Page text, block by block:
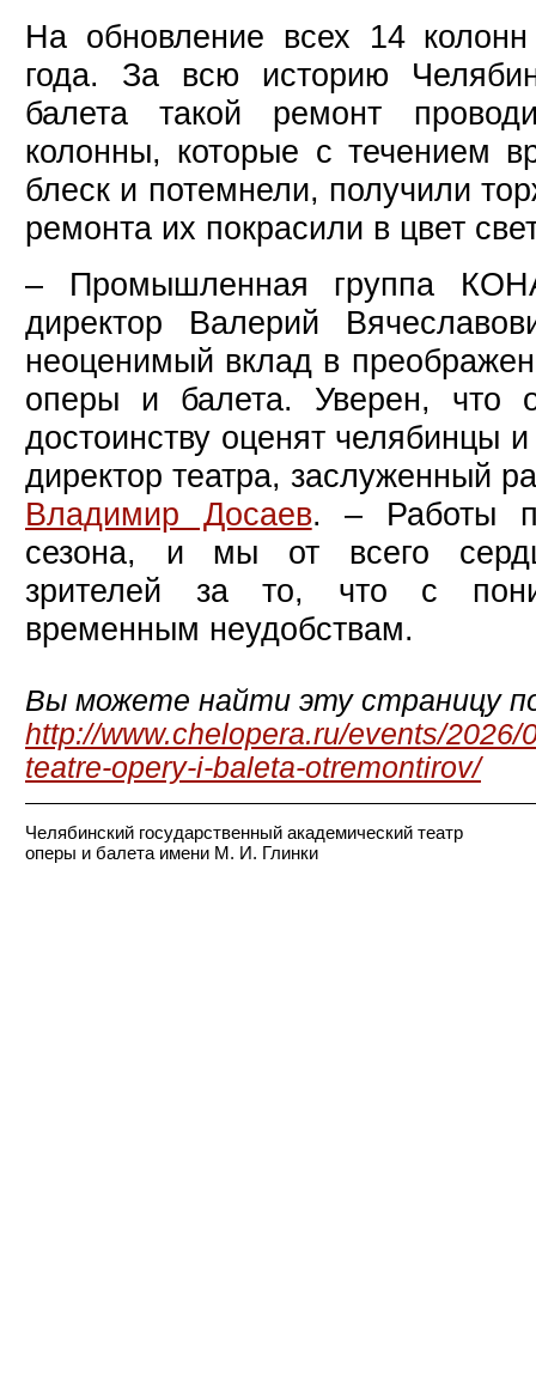
На обновление всех 14 колонн
года. За всю историю
балета такой ремонт
колонны, которые с течением
блеск и потемнели, получили
ремонта их покрасили в цвет
– Промышленная группа
директор Валерий
неоценимый вклад в
оперы и балета. Уверен, что
достоинству оценят челябинцы
директор театра, заслуженный
Владимир Досаев. – Работы
сезона, и мы от всего
зрителей за то, что с
временным неудобствам.
Вы можете найти эту страницу
http://www.chelopera.ru/events/
teatre-opery-i-baleta-otremontirov/
Челябинский государственный академический театр
оперы и балета имени М. И. Глинки